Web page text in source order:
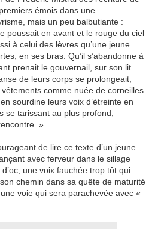
émois dans une
mais un peu balbutiante :
poussait en avant et le rouge du ciel
à celui des lèvres qu’une jeune
en ses bras. Qu’il s’abandonne à
prenait le gouvernail, sur son lit
de leurs corps se prolongeait,
comme nuée de corneilles
sourdine leurs voix d’étreinte en
se tarissant au plus profond,
»
de lire ce texte d’un jeune
avec ferveur dans le sillage
une voix fauchée trop tôt qui
chemin dans sa quête de maturité
voie qui sera parachevée avec «